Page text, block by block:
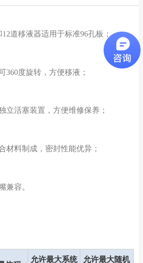
道移液器适用于标准96孔板；
360度旋转，方便移液；
立活塞装置，方便维修保养；
材料制成，密封性能优异；
兼容。
允许最大系统
允许最大随机